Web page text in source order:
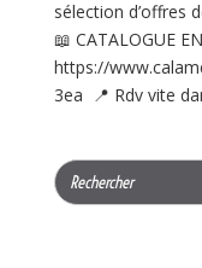
sélection d’offres
📖 CATALOGUE
https://
3ea 📍 Rdv vite
Search
for: